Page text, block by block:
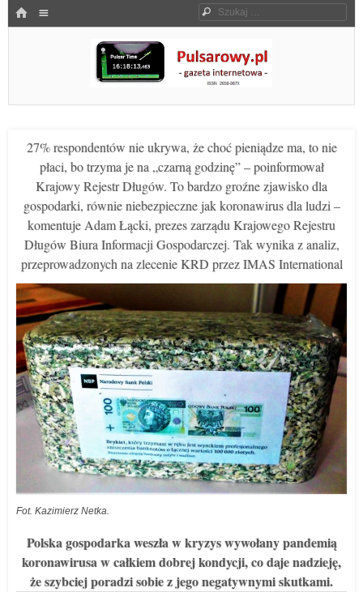
HOME Szukaj
Pulsarowy.pl
27% respondentów nie ukrywa, że choć pieniądze ma, to nie
płaci, bo trzyma je na „czarną godzinę” – poinformował
Krajowy Rejestr Długów. To bardzo groźne zjawisko dla
gospodarki, równie niebezpieczne jak koronawirus dla ludzi –
komentuje Adam Łącki, prezes zarządu Krajowego Rejestru
Długów Biura Informacji Gospodarczej. Tak wynika z analiz,
przeprowadzonych na zlecenie KRD przez IMAS International
Fot. Kazimierz Netka.
Polska gospodarka weszła w kryzys wywołany pandemią
koronawirusa w całkiem dobrej kondycji, co daje nadzieję,
że szybciej poradzi sobie z jego negatywnymi skutkami.